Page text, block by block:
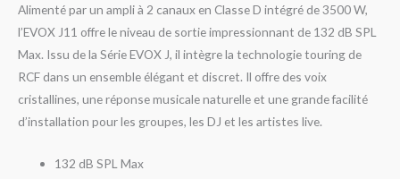
Alimenté par un ampli à 2 canaux en Classe D intégré de 3500 W,
l’EVOX J11 offre le niveau de sortie impressionnant de 132 dB SPL
Max. Issu de la Série EVOX J, il intègre la technologie touring de
RCF dans un ensemble élégant et discret. Il offre des voix
cristallines, une réponse musicale naturelle et une grande facilité
d’installation pour les groupes, les DJ et les artistes live.
132 dB SPL Max